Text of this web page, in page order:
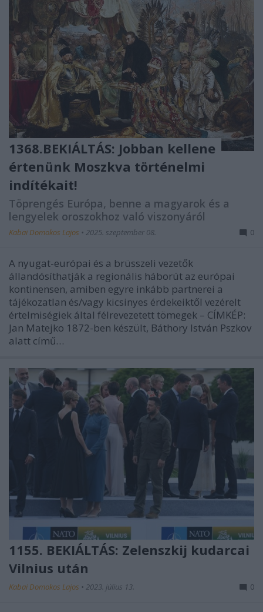
1368.BEKIÁLTÁS: Jobban kellene
értenünk Moszkva történelmi
indítékait!
Töprengés Európa, benne a magyarok és a
lengyelek oroszokhoz való viszonyáról
Kabai Domokos Lajos • 2025. szeptember 08. 0
A nyugat-európai és a brüsszeli vezetők
állandósíthatják a regionális háborút az európai
kontinensen, amiben egyre inkább partnerei a
tájékozatlan és/vagy kicsinyes érdekeiktől vezérelt
értelmiségiek által félrevezetett tömegek – CÍMKÉP:
Jan Matejko 1872-ben készült, Báthory István Pszkov
alatt című…
1155. BEKIÁLTÁS: Zelenszkij kudarcai
Vilnius után
Kabai Domokos Lajos • 2023. július 13. 0